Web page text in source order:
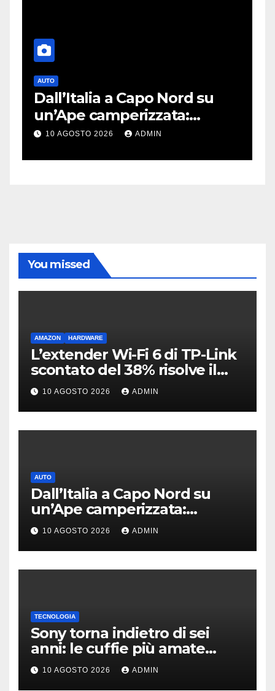
TECNOLOGIA
Sony torna indietro di sei
anni: le cuffie più amate
potrebbero rinascere
10 AGOSTO 2026 ADMIN
You missed
AMAZON HARDWARE
L’extender Wi-Fi 6 di TP-Link
scontato del 38% risolve il
problema delle zone morte
10 AGOSTO 2026 ADMIN
AUTO
Dall’Italia a Capo Nord su
un’Ape camperizzata:
l’incredibile impresa di
Francesco
10 AGOSTO 2026 ADMIN
TECNOLOGIA
Sony torna indietro di sei
anni: le cuffie più amate
potrebbero rinascere
10 AGOSTO 2026 ADMIN